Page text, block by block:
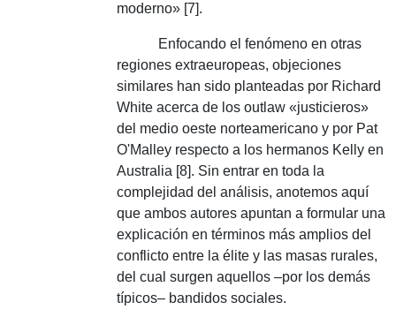
moderno» [7].
Enfocando el fenómeno en otras
regiones extraeuropeas, objeciones
similares han sido planteadas por Richard
White acerca de los outlaw «justicieros»
del medio oeste norteamericano y por Pat
O'Malley respecto a los hermanos Kelly en
Australia [8]. Sin entrar en toda la
complejidad del análisis, anotemos aquí
que ambos autores apuntan a formular una
explicación en términos más amplios del
conflicto entre la élite y las masas rurales,
del cual surgen aquellos –por los demás
típicos– bandidos sociales.